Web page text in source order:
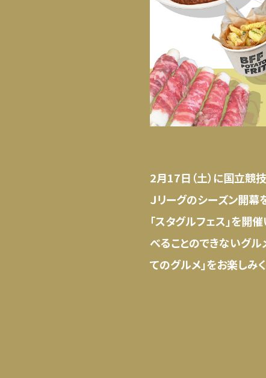
2月17日（土）に国立競
Ｊリーグのシーズン開幕
「スタグルフェス」を開
べることのできないグ
てのグルメ」をお楽しみ